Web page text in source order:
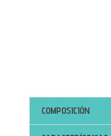
COMPOSICIÓN